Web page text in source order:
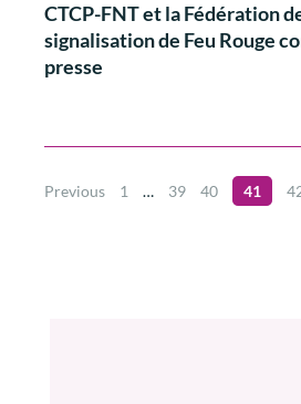
CTCP-FNT et la Fédération
signalisation de Feu Rouge
presse
Previous 1 … 39 40 41